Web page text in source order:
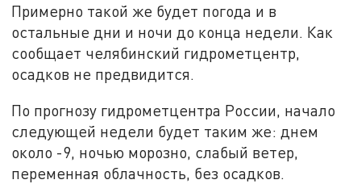
Примерно такой же будет погода и в
остальные дни и ночи до конца недели. Как
сообщает челябинский гидрометцентр,
осадков не предвидится.
По прогнозу гидрометцентра России, начало
следующей недели будет таким же: днем
около -9, ночью морозно, слабый ветер,
переменная облачность, без осадков.